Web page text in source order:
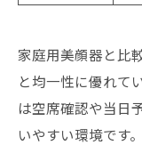
家庭用美顔器と比
と均一性に優れて
は空席確認や当日
いやすい環境です。